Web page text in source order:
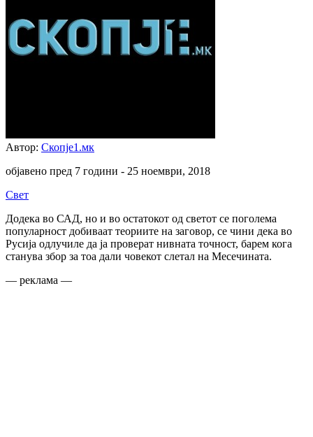
Автор: Скопје1.мк
објавено пред 7 години - 25 ноември, 2018
Свет
Додека во САД, но и во остатокот од светот се поголема
популарност добиваат теориите на заговор, се чини дека во
Русија одлучиле да ја проверат нивната точност, барем кога
станува збор за тоа дали човекот слетал на Месечината.
— реклама —